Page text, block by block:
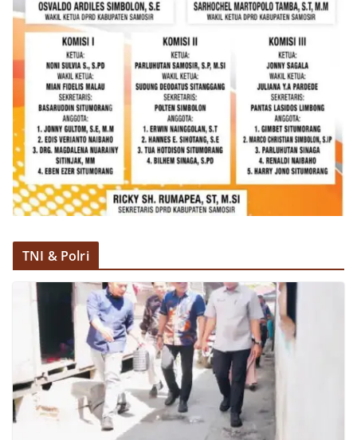
warga agar mulai mempersiapkan dan memasang
bendera Merah Putih di depan rumah masing-
masing secara penuh. Ini adalah bentuk
penghormatan kita bersama terhadap
perjuangan para pahlawan yang telah merebut
kemerdekaan,” ujar Aiptu Muliyadi Suraukur saat
berdialog dengan warga.‎‎Ia juga menambahkan
agar warga memperhatikan kondisi bendera yang
akan dikibarkan, memastikan bendera dalam
keadaan bersih, tidak sobek, dan layak untuk
dikibarkan sebagai simbol kehormatan
negara.‎‎‎Selain menyampaikan imbauan terkait
bendera, kegiatan sambang DDS ini juga
dimanfaatkan sebagai sarana deteksi dini (early
keamanan dan ketertiban masyarakat
(Kamtibmas) di lingkungan tempat tinggal warga.
Melalui interaksi langsung tersebut,
Bhabinkamtibmas dapat menghimpun informasi
awal terkait situasi sosial, potensi kerawanan,
maupun hal-hal yang dapat mengganggu
kondusivitas wilayah, khususnya menjelang
perayaan HUT Kemerdekaan RI yang biasanya
diwarnai dengan berbagai kegiatan dan
keramaian warga.‎‎Dengan adanya deteksi dini ini,
diharapkan potensi gangguan keamanan dapat
diantisipasi sejak awal sehingga situasi di
TNI & Polri